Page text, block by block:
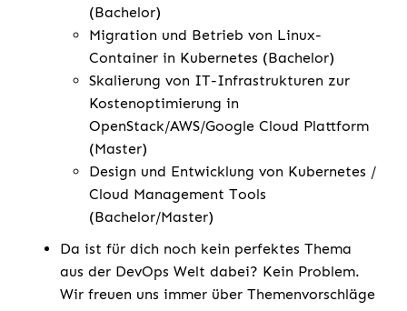
(Bachelor)
Migration und Betrieb von Linux-
Container in Kubernetes (Bachelor)
Skalierung von IT-Infrastrukturen zur
Kostenoptimierung in
OpenStack/AWS/Google Cloud Plattform
(Master)
Design und Entwicklung von Kubernetes /
Cloud Management Tools
(Bachelor/Master)
Da ist für dich noch kein perfektes Thema
aus der DevOps Welt dabei? Kein Problem.
Wir freuen uns immer über Themenvorschläge